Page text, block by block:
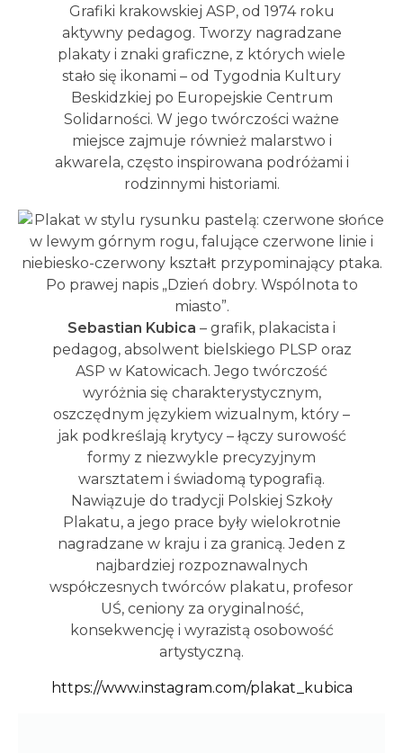
Grafiki krakowskiej ASP, od 1974 roku
aktywny pedagog. Tworzy nagradzane
plakaty i znaki graficzne, z których wiele
stało się ikonami – od Tygodnia Kultury
Beskidzkiej po Europejskie Centrum
Solidarności. W jego twórczości ważne
miejsce zajmuje również malarstwo i
akwarela, często inspirowana podróżami i
rodzinnymi historiami.
Sebastian Kubica – grafik, plakacista i
pedagog, absolwent bielskiego PLSP oraz
ASP w Katowicach. Jego twórczość
wyróżnia się charakterystycznym,
oszczędnym językiem wizualnym, który –
jak podkreślają krytycy – łączy surowość
formy z niezwykle precyzyjnym
warsztatem i świadomą typografią.
Nawiązuje do tradycji Polskiej Szkoły
Plakatu, a jego prace były wielokrotnie
nagradzane w kraju i za granicą. Jeden z
najbardziej rozpoznawalnych
współczesnych twórców plakatu, profesor
UŚ, ceniony za oryginalność,
konsekwencję i wyrazistą osobowość
artystyczną.
https://www.instagram.com/plakat_kubica